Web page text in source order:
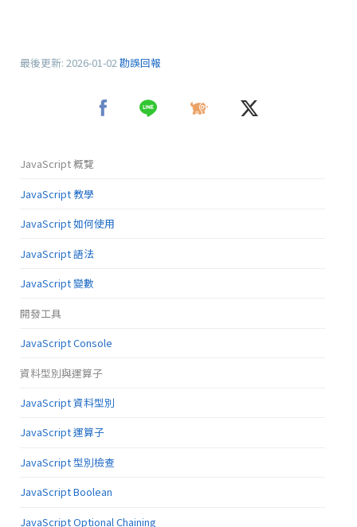
最後更新: 2026-01-02勘誤回報
JavaScript 概覽
JavaScript 教學
JavaScript 如何使用
JavaScript 語法
JavaScript 變數
開發工具
JavaScript Console
資料型別與運算子
JavaScript 資料型別
JavaScript 運算子
JavaScript 型別檢查
JavaScript Boolean
JavaScript Optional Chaining